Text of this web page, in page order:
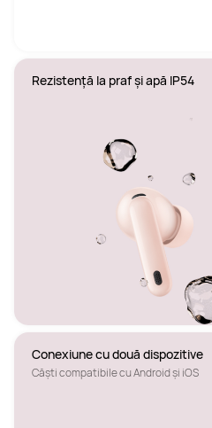
Rezistență la praf și apă IP54
Conexiune cu două dispozitive
Căști compatibile cu Android și iOS